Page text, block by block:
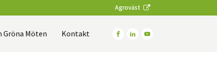
Agroväst
Gröna Möten Kontakt